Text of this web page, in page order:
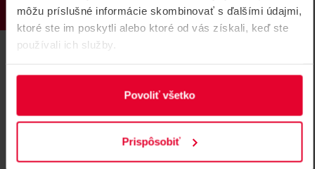
môžu príslušné informácie skombinovať s ďalšími údajmi,
ktoré ste im poskytli alebo ktoré od vás získali, keď ste
používali ich služby.
Povoliť všetko
Prispôsobiť